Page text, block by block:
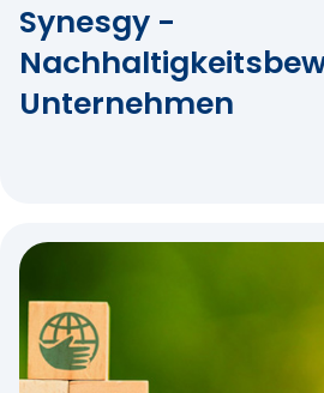
Synesgy -
Unternehmen